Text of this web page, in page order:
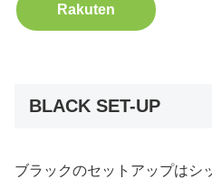
Rakuten
BLACK SET-UP
ブラックのセットアップはシ